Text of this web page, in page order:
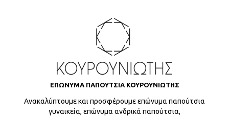
ΕΠΩΝΥΜΑ ΠΑΠΟΥΤΣΙΑ ΚΟΥΡΟΥΝΙΩΤΗΣ
Ανακαλύπτουμε και προσφέρουμε επώνυμα παπούτσια
γυναικεία, επώνυμα ανδρικά παπούτσια,